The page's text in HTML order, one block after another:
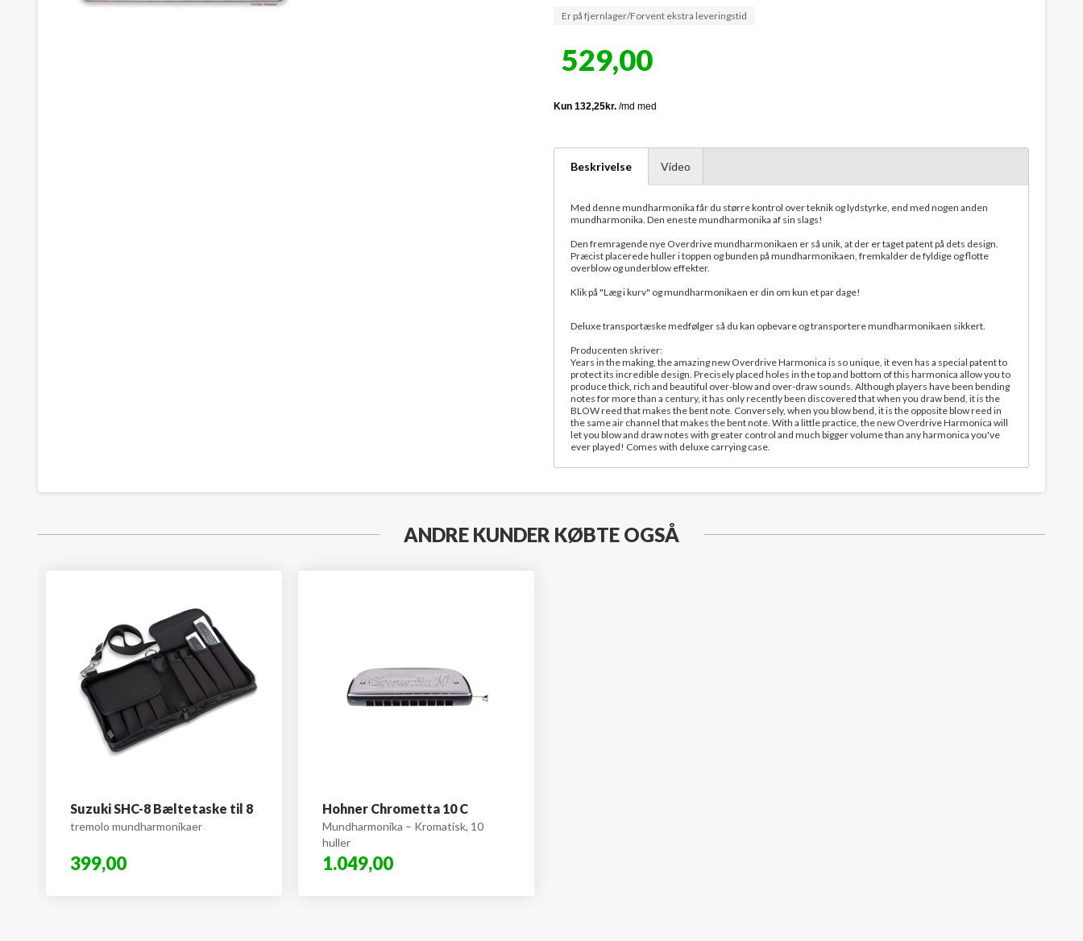
Er på fjernlager/Forvent ekstra leveringstid
529,00
Beskrivelse Video
Med denne mundharmonika får du større kontrol over teknik og lydstyrke, end med nogen anden
mundharmonika. Den eneste mundharmonika af sin slags!
Den fremragende nye Overdrive mundharmonikaen er så unik, at der er taget patent på dets design.
Præcist placerede huller i toppen og bunden på mundharmonikaen, fremkalder de fyldige og flotte
overblow og underblow effekter.
Klik på "Læg i kurv" og mundharmonikaen er din om kun et par dage!
Deluxe transportæske medfølger så du kan opbevare og transportere mundharmonikaen sikkert.
Producenten skriver:
Years in the making, the amazing new Overdrive Harmonica is so unique, it even has a special patent to
protect its incredible design. Precisely placed holes in the top and bottom of this harmonica allow you to
produce thick, rich and beautiful over-blow and over-draw sounds. Although players have been bending
notes for more than a century, it has only recently been discovered that when you draw bend, it is the
BLOW reed that makes the bent note. Conversely, when you blow bend, it is the opposite blow reed in
the same air channel that makes the bent note. With a little practice, the new Overdrive Harmonica will
let you blow and draw notes with greater control and much bigger volume than any harmonica you've
ever played! Comes with deluxe carrying case.
Igor Flach fra Tyskland:
manufacturing, with immense sound possibilities. In the harp-scene the HA-20 is known as the most
Diatoniske
ANDRE KUNDER KØBTE OGSÅ
Suzuki SHC-8 Bæltetaske til 8
tremolo mundharmonikaer
399,00
Hohner Chrometta 10 C
Mundharmonika – Kromatisk, 10
huller
1.049,00